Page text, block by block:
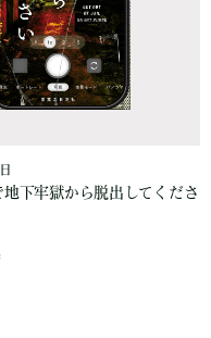
地下牢獄から脱出してくださ